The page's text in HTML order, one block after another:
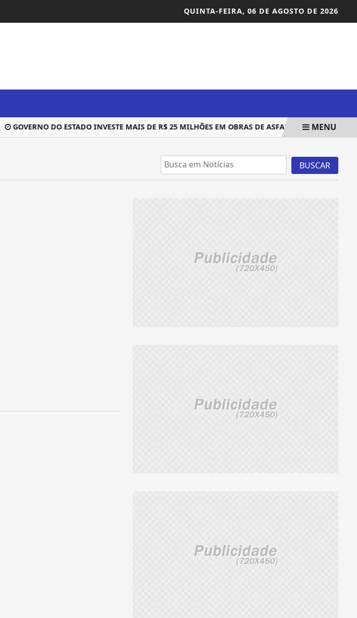
QUINTA-FEIRA, 06 DE AGOSTO DE 2026
GOVERNO DO ESTADO INVESTE MAIS DE R$ 25 MILHÕES EM OBRAS DE ASFALTAMENTO E NOVOS
MENU
BUSCAR